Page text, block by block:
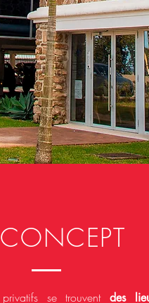
se trouventdes